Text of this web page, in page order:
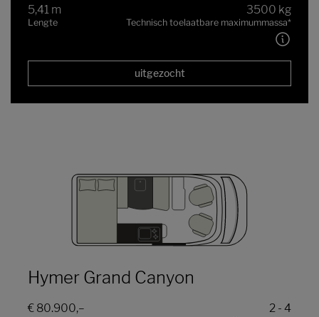
5,41 m
Lengte
3500 kg
Technisch toelaatbare maximummassa*
uitgezocht
Hymer Grand Canyon
€ 80.900,– 2 - 4